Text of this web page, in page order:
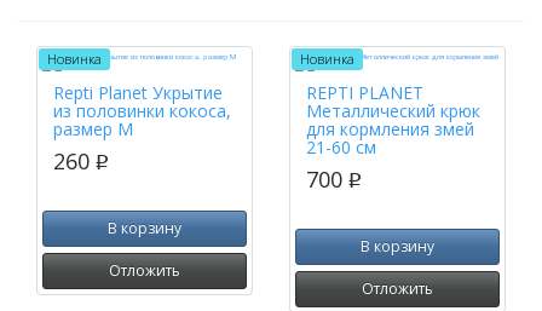
Новинка
Repti Planet Укрытие
из половинки кокоса,
размер M
260 p
В корзину
Отложить
Новинка
REPTI PLANET
Металлический крюк
для кормления змей
21-60 см
700 p
В корзину
Отложить